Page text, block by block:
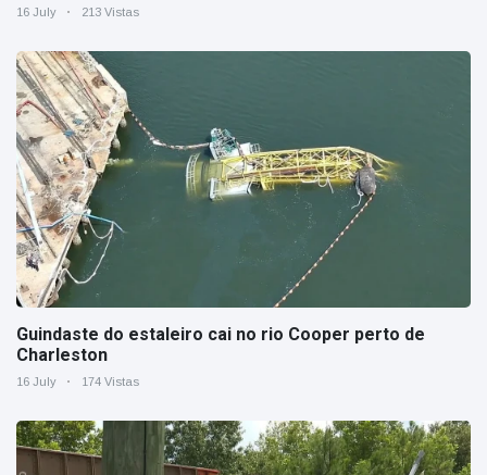
16 July 213 Vistas
Guindaste do estaleiro cai no rio Cooper perto de
Charleston
16 July 174 Vistas